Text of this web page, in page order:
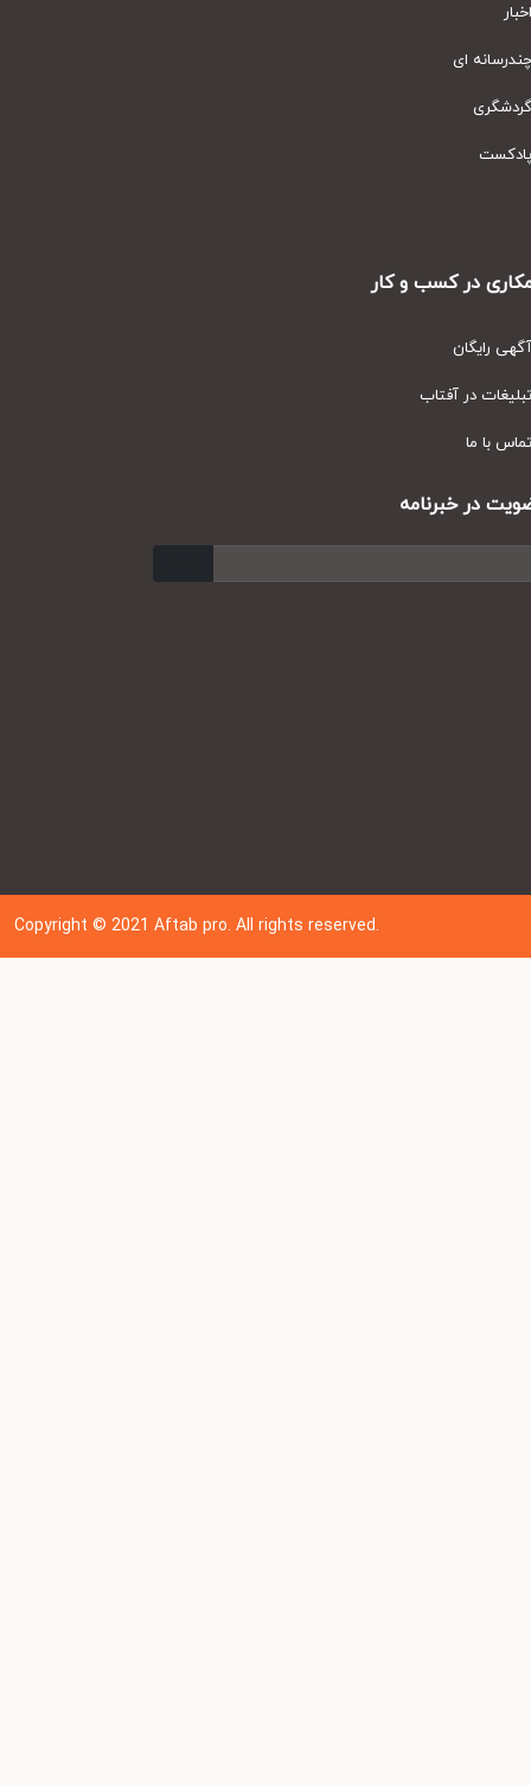
ای
در کسب و کار
رایگان
در آفتاب
با ما
در خبرنامه
Copyright © 202 1Aftab pro. All rights reserved.